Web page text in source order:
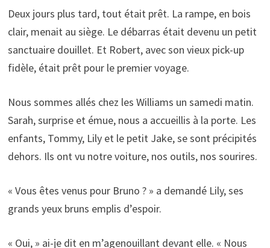
Deux jours plus tard, tout était prêt. La rampe, en bois
clair, menait au siège. Le débarras était devenu un petit
sanctuaire douillet. Et Robert, avec son vieux pick-up
fidèle, était prêt pour le premier voyage.
Nous sommes allés chez les Williams un samedi matin.
Sarah, surprise et émue, nous a accueillis à la porte. Les
enfants, Tommy, Lily et le petit Jake, se sont précipités
dehors. Ils ont vu notre voiture, nos outils, nos sourires.
« Vous êtes venus pour Bruno ? » a demandé Lily, ses
grands yeux bruns emplis d’espoir.
« Oui, » ai-je dit en m’agenouillant devant elle. « Nous